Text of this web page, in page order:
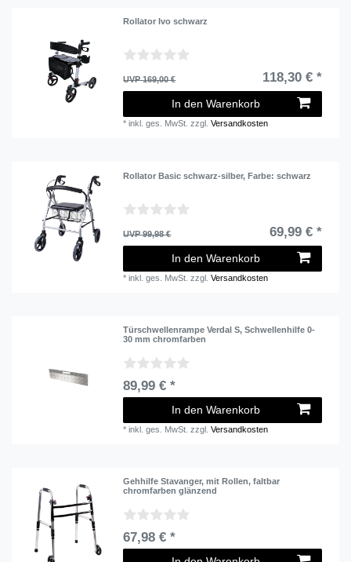
Rollator Ivo schwarz
UVP 169,00 € 118,30 € *
In den Warenkorb
*inkl. ges. MwSt. zzgl.Versandkosten
Rollator Basic schwarz-silber, Farbe: schwarz
UVP 99,98 € 69,99 € *
In den Warenkorb
*inkl. ges. MwSt. zzgl.Versandkosten
Türschwellenrampe Verdal S, Schwellenhilfe 0-
30 mm chromfarben
89,99 € *
In den Warenkorb
*inkl. ges. MwSt. zzgl.Versandkosten
Gehhilfe Stavanger, mit Rollen, faltbar
chromfarben glänzend
67,98 € *